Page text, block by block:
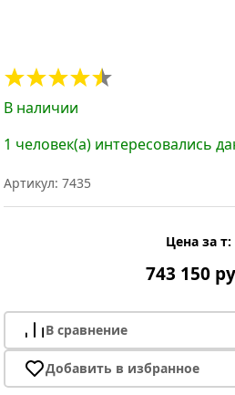
В наличии
1 человек(а) интересовались
Артикул: 7435
Цена за т:
743 150
В сравнение
Добавить в избранное